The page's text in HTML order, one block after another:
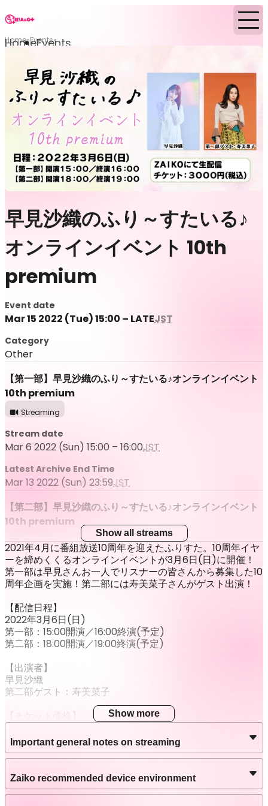
HomeEvents
Home Events
早見沙織のふり～すたいる♪
オンラインイベント 10th
premium
Event date
Mar 15 2022 (Tue) 15:00 – LATEJST
Category
Other
【第一部】早見沙織のふり～すたいる♪オンラインイベント
10th premium
Streaming
Stream date
Mar 6 2022 (Sun) 15:00 – 16:00JST
Latest Archive End Time
Mar 13 2022 (Sun) 23:59JST
【第二部】早見沙織のふり～すたいる♪オンラインイベント
10th premium
Streaming
Stream date
Mar 6 2022 (Sun) 18:00 – 19:00JST
Mar 13 2022 (Sun) 23:59
Show all streams
2021年4月に番組放送10周年を迎えたふりすた。10周年イヤ
ーを締めくくるオンラインイベントが3月6日(日)に開催！
第一部は早見さんお一人でリスナーの皆さんから募集した10
周年企画を実施！第二部には寿美菜子さんがゲスト出演！
【配信日程】
2022年3月6日(日)
第一部：15:00開演／16:00終演(予定)
第二部：18:00開演／19:00終演(予定)
【出演者】
早見沙織
第二部ゲスト：寿美菜子
各部：3,000円(税込)
※ライブ配信終了後、チケットをお持ちの方は【3月13日
(日)23:59】までアーカイブ配信をご利用いただけます。
■アーカイブ配信期間中は何度でも視聴可能です。
■チケットの購入・動画の視聴には電子チケット販売プラッ
Show more
Important general notes on streaming
Zaiko recommended device environment